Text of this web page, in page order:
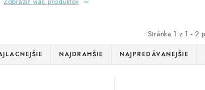
Stránka 1 z 1 - 2
NAJDRAHŠIE NAJPREDÁVANEJŠIE